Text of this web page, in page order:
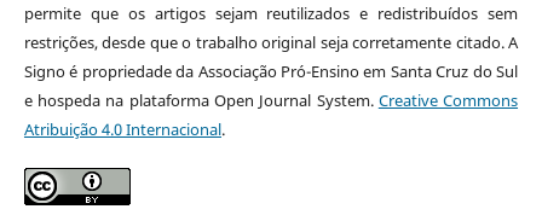
permite que os artigos sejam reutilizados e redistribuídos sem
restrições, desde que o trabalho original seja corretamente citado. A
Signo é propriedade da Associação Pró-Ensino em Santa Cruz do Sul
e hospeda na plataforma Open Journal System. Creative Commons
Atribuição 4.0 Internacional.